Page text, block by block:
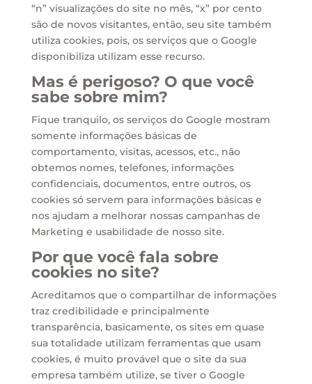
“n” visualizações do site no mês, “x” por cento
são de novos visitantes, então, seu site também
utiliza cookies, pois, os serviços que o Google
disponibiliza utilizam esse recurso.
Mas é perigoso? O que você
sabe sobre mim?
Fique tranquilo, os serviços do Google mostram
somente informações básicas de
comportamento, visitas, acessos, etc., não
obtemos nomes, telefones, informações
confidenciais, documentos, entre outros, os
cookies só servem para informações básicas e
nos ajudam a melhorar nossas campanhas de
Marketing e usabilidade de nosso site.
Por que você fala sobre
cookies no site?
Acreditamos que o compartilhar de informações
traz credibilidade e principalmente
transparência, basicamente, os sites em quase
sua totalidade utilizam ferramentas que usam
cookies, é muito provável que o site da sua
empresa também utilize, se tiver o Google